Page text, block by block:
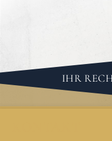
IHR